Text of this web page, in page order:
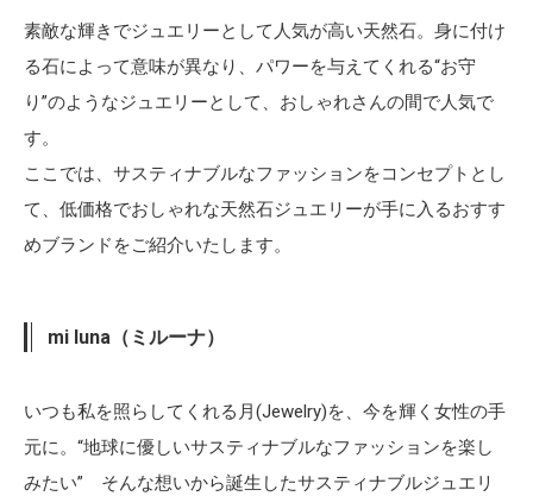
素敵な輝きでジュエリーとして人気が高い天然石。身に付け
る石によって意味が異なり、パワーを与えてくれる“お守
り”のようなジュエリーとして、おしゃれさんの間で人気で
す。
ここでは、サスティナブルなファッションをコンセプトとし
て、低価格でおしゃれな天然石ジュエリーが手に入るおすす
めブランドをご紹介いたします。
mi luna（ミルーナ）
いつも私を照らしてくれる月(Jewelry)を、今を輝く女性の手
元に。“地球に優しいサスティナブルなファッションを楽し
みたい” そんな想いから誕生したサスティナブルジュエリ